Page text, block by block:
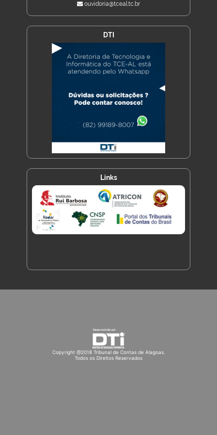
ouvidoria@tceal.tc.br
DTI
Links
Copyright @2018 Tribunal de Contas de Alagoas.
Todos os Direitos Reservados